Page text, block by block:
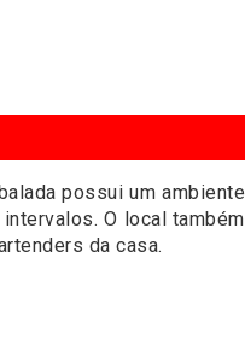
possui um ambiente
O local também
da casa.